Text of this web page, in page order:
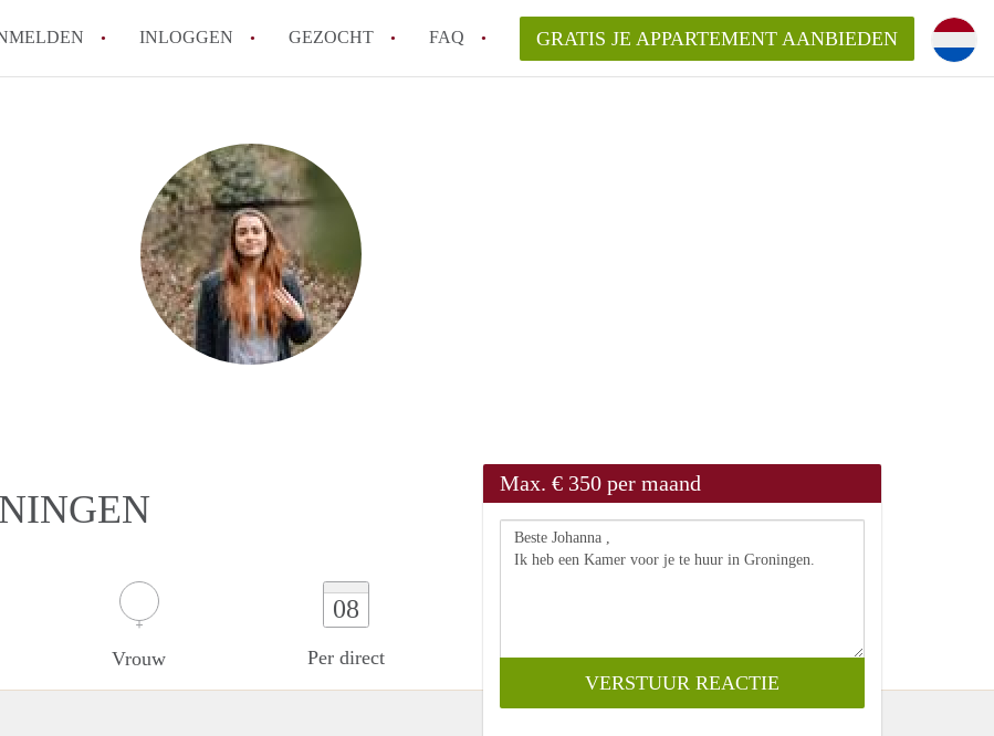
INLOGGEN GEZOCHT FAQ
Hoe werkt Appartement Groningen
Hoeveel kost het om te reageren op een Appartement in Groningen?
How to translate AppartementGroningen?
Wat is AppartementenGroningen?
Wat is de privacyverklaring van AppartementenGroningen?
Alle veelgestelde vragen
GRATIS JE APPARTEMENT AANBIEDEN
Vrouw
08
Per direct
Max. € 350 per maand